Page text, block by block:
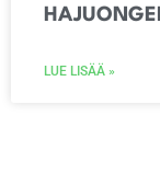
LUE LISÄÄ »